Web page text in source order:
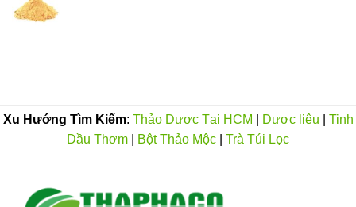
Xu Hướng Tìm Kiếm: Thảo Dược Tại HCM Dược liệu
Tinh
Dầu Thơm
Bột Thảo Mộc Trà Túi Lọc